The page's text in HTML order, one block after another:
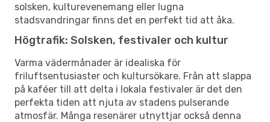
solsken, kulturevenemang eller lugna
stadsvandringar finns det en perfekt tid att åka.
Högtrafik: Solsken, festivaler och kultur
Varma vädermånader är idealiska för
friluftsentusiaster och kultursökare. Från att slappa
på kaféer till att delta i lokala festivaler är det den
perfekta tiden att njuta av stadens pulserande
atmosfär. Många resenärer utnyttjar också denna